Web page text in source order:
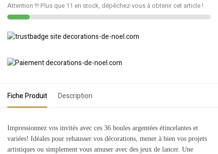
Attention !!! Plus que 11 en stock, dépêchez-vous à obtenir cet article !
Fiche Produit Description
Impressionnez vos invités avec ces 36 boules argentées étincelantes et
variées! Idéales pour rehausser vos décorations, mener à bien vos projets
artistiques ou simplement vous amuser avec des jeux de lancer. Une